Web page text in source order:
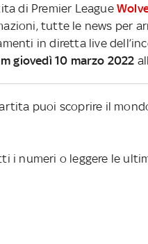
di Premier League
tutte le news per
in diretta live
giovedì 10 marzo 2022
puoi scoprire il
i numeri o leggere le